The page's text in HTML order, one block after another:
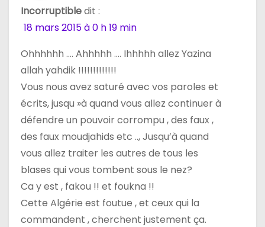
r
t
c
e
Incorruptibledit :
18 mars 2015 à 0 h 19 min
Ohhhhhh …. Ahhhhh …. Ihhhhh allez Yazina
allah yahdik !!!!!!!!!!!!!
Vous nous avez saturé avec vos paroles et
écrits, jusqu »à quand vous allez continuer à
défendre un pouvoir corrompu , des faux ,
des faux moudjahids etc .., Jusqu’à quand
vous allez traiter les autres de tous les
blases qui vous tombent sous le nez?
Ca y est , fakou !! et foukna !!
Cette Algérie est foutue , et ceux qui la
commandent , cherchent justement ça.